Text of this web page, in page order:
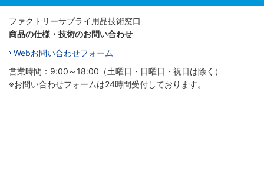
ファクトリーサプライ用品技術窓口
商品の仕様・技術のお問い合わせ
Webお問い合わせフォーム
営業時間：9:00～18:00（土曜日・日曜日・祝日は除く）
※お問い合わせフォームは24時間受付しております。